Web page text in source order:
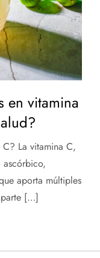
en vitamina
La vitamina C,
aporta múltiples
[…]